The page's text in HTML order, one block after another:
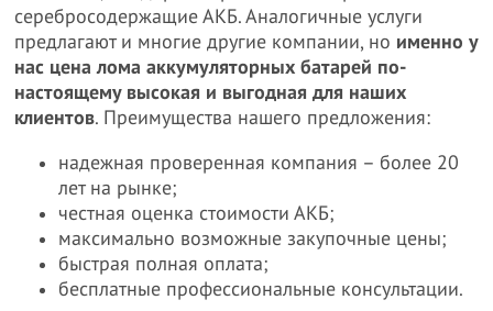
серебросодержащие АКБ. Аналогичные услуги
предлагают и многие другие компании, но именно у
нас цена лома аккумуляторных батарей по-
настоящему высокая и выгодная для наших
клиентов. Преимущества нашего предложения:
надежная проверенная компания – более 20
лет на рынке;
честная оценка стоимости АКБ;
максимально возможные закупочные цены;
быстрая полная оплата;
бесплатные профессиональные консультации.